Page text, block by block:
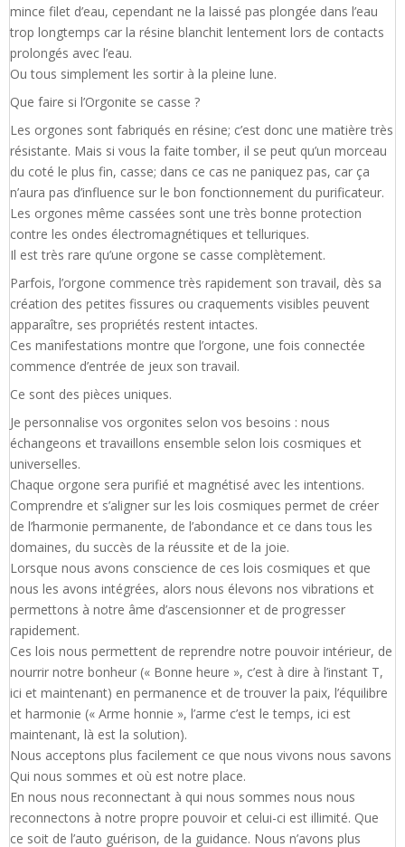
mince filet d’eau, cependant ne la laissé pas plongée dans l’eau
trop longtemps car la résine blanchit lentement lors de contacts
prolongés avec l’eau.
Ou tous simplement les sortir à la pleine lune.
Que faire si l’Orgonite se casse ?
Les orgones sont fabriqués en résine; c’est donc une matière très
résistante. Mais si vous la faite tomber, il se peut qu’un morceau
du coté le plus fin, casse; dans ce cas ne paniquez pas, car ça
n’aura pas d’influence sur le bon fonctionnement du purificateur.
Les orgones même cassées sont une très bonne protection
contre les ondes électromagnétiques et telluriques.
Il est très rare qu’une orgone se casse complètement.
Parfois, l’orgone commence très rapidement son travail, dès sa
création des petites fissures ou craquements visibles peuvent
apparaître, ses propriétés restent intactes.
Ces manifestations montre que l’orgone, une fois connectée
commence d’entrée de jeux son travail.
Ce sont des pièces uniques.
Je personnalise vos orgonites selon vos besoins : nous
échangeons et travaillons ensemble selon lois cosmiques et
universelles.
Chaque orgone sera purifié et magnétisé avec les intentions.
Comprendre et s’aligner sur les lois cosmiques permet de créer
de l’harmonie permanente, de l’abondance et ce dans tous les
domaines, du succès de la réussite et de la joie.
Lorsque nous avons conscience de ces lois cosmiques et que
nous les avons intégrées, alors nous élevons nos vibrations et
permettons à notre âme d’ascensionner et de progresser
rapidement.
Ces lois nous permettent de reprendre notre pouvoir intérieur, de
nourrir notre bonheur (« Bonne heure », c’est à dire à l’instant T,
ici et maintenant) en permanence et de trouver la paix, l’équilibre
et harmonie (« Arme honnie », l’arme c’est le temps, ici est
maintenant, là est la solution).
Nous acceptons plus facilement ce que nous vivons nous savons
Qui nous sommes et où est notre place.
En nous nous reconnectant à qui nous sommes nous nous
reconnectons à notre propre pouvoir et celui-ci est illimité. Que
ce soit de l’auto guérison, de la guidance. Nous n’avons plus